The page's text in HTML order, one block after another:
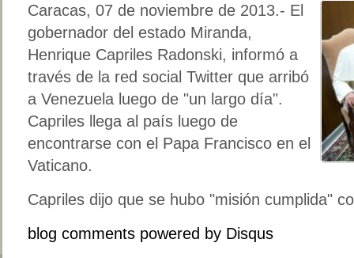
Caracas, 07 de noviembre de 2013.- El
gobernador del estado Miranda,
Henrique Capriles Radonski, informó a
través de la red social Twitter que arribó
a Venezuela luego de "un largo día".
Capriles llega al país luego de
encontrarse con el Papa Francisco en el
Vaticano.
Capriles dijo que se hubo "misión cumplida"
blog comments powered by Disqus